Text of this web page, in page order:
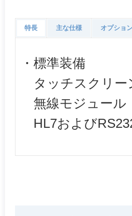
特長 主な仕様 オプショ
・標準装備
タッチスクリー
無線モジュール
HL7および